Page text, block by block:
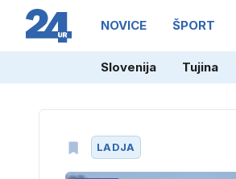
NOVICE ŠPORT
Slovenija Tujina
LADJA